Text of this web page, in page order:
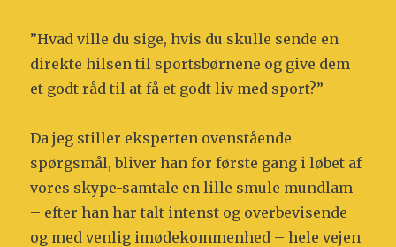
”Hvad ville du sige, hvis du skulle sende en
direkte hilsen til sportsbørnene og give dem
et godt råd til at få et godt liv med sport?”
Da jeg stiller eksperten ovenstående
spørgsmål, bliver han for første gang i løbet af
vores skype-samtale en lille smule mundlam
– efter han har talt intenst og overbevisende
og med venlig imødekommenhed – hele vejen